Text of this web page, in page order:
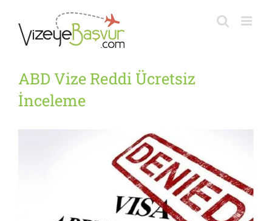
content
ABD Vize Reddi Ücretsiz
İnceleme